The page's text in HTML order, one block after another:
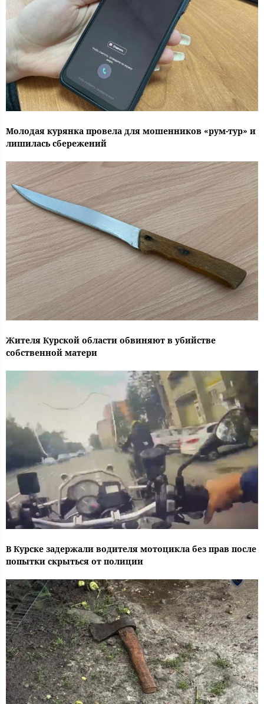
Молодая курянка провела для мошенников «рум-тур» и
лишилась сбережений
Жителя Курской области обвиняют в убийстве
собственной матери
В Курске задержали водителя мотоцикла без прав после
попытки скрыться от полиции